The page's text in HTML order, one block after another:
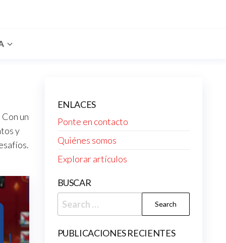
un
y
ENLACES
Ponte en contacto
Quiénes somos
Explorar artículos
BUSCAR
Search
for:
PUBLICACIONES RECIENTES